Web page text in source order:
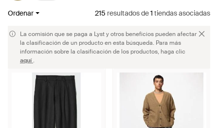
Ordenar 215 resultadosde1 tiendas asociadas
La comisión que se paga a Lyst y otros beneficios pueden afectar
la clasificación de un producto en esta búsqueda. Para más
información sobre la clasificación de los productos, haga clic
aquí.